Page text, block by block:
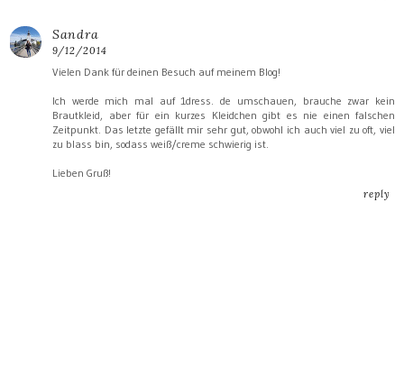
Sandra
9/12/2014
Vielen Dank für deinen Besuch auf meinem Blog!
Ich werde mich mal auf 1dress. de umschauen, brauche zwar kein
Brautkleid, aber für ein kurzes Kleidchen gibt es nie einen falschen
Zeitpunkt. Das letzte gefällt mir sehr gut, obwohl ich auch viel zu oft, viel
zu blass bin, sodass weiß/creme schwierig ist.
Lieben Gruß!
reply